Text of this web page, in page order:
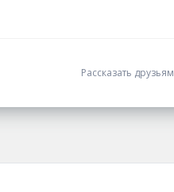
Рассказать друзьям